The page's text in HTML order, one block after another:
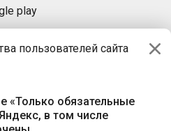
пользователей сайта
«Только обязательные
в том числе
play
«ПРАЦА БАЙ»
г. Минск, пр-т Независимости